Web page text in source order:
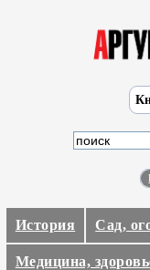
История Сад,
Медицина,